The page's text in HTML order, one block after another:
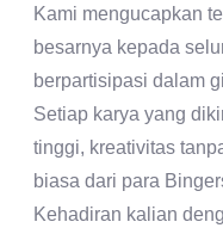
Kami mengucapkan
besarnya kepada
berpartisipasi dalam
Setiap karya yang
tinggi, kreativitas
biasa dari para
Kehadiran kalian